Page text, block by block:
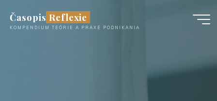
Časopis Reflexie
KOMPENDIUM TEÓRIE A PRAXE PODNIKANIA